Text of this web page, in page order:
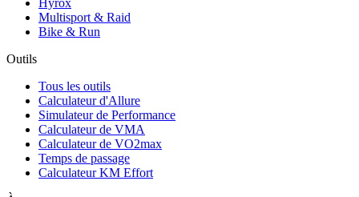
Hyrox
Multisport & Raid
Bike & Run
Outils
Tous les outils
Calculateur d'Allure
Simulateur de Performance
Calculateur de VMA
Calculateur de VO2max
Temps de passage
Calculateur KM Effort